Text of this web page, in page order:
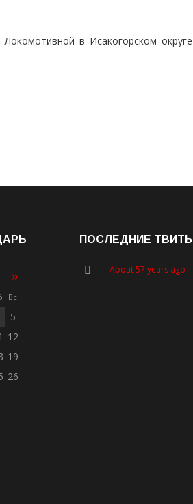
в Исакогорском округе
»
Вс
5
12
19
26
ПОСЛЕДНИЕ ТВИТЫ
About 57 years ago